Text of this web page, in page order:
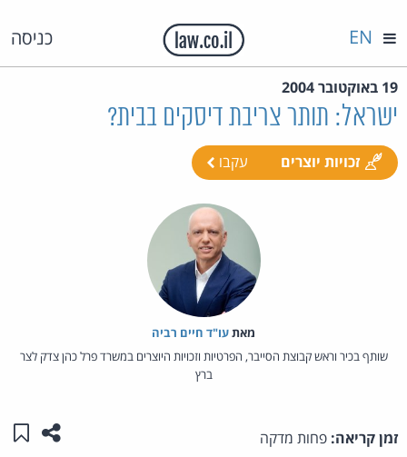
כניסה EN
19 באוקטובר 2004
ישראל: תותר צריבת דיסקים בבית?
זכויות יוצרים עקבו
מאת‏עו"ד חיים רביה
שותף בכיר וראש קבוצת הסייבר, הפרטיות וזכויות היוצרים במשרד פרל כהן צדק לצר
ברץ
זמן קריאה: פחות מדקה שתפו